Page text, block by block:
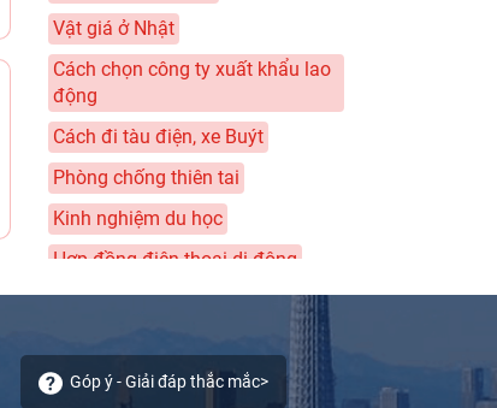
Vật giá ở Nhật
Cách chọn công ty xuất khẩu lao
động
Cách đi tàu điện, xe Buýt
Phòng chống thiên tai
Kinh nghiệm du học
Hợp đồng điện thoại di động
Sổ chi tiêu của tôi
Câu chuyện về nhân lực chất
Góp ý - Giải đáp thắc mắc>